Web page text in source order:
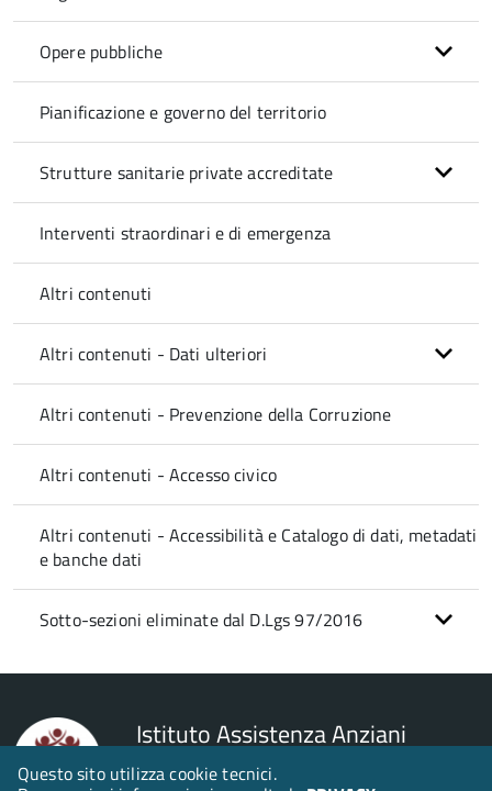
Questo sito utilizza cookie tecnici.
Opere pubbliche
Pianificazione e governo del territorio
Strutture sanitarie private accreditate
Interventi straordinari e di emergenza
Altri contenuti
Altri contenuti - Dati ulteriori
Altri contenuti - Prevenzione della Corruzione
Altri contenuti - Accesso civico
Altri contenuti - Accessibilità e Catalogo di dati, metadati
e banche dati
Sotto-sezioni eliminate dal D.Lgs 97/2016
Istituto Assistenza Anziani
Verona